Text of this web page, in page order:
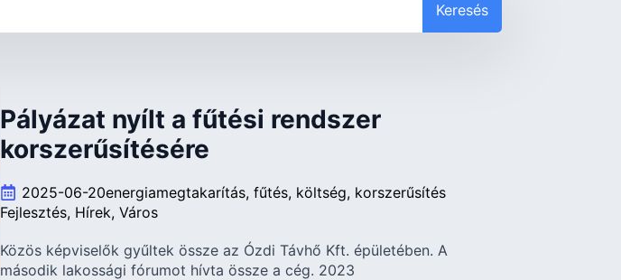
Keresés
Pályázat nyílt a fűtési rendszer
korszerűsítésére
2025-06-20energiamegtakarítás fűtés költség korszerűsítés
Fejlesztés Hírek Város
Közös képviselők gyűltek össze az Ózdi Távhő Kft. épületében. A
második lakossági fórumot hívta össze a cég. 2023